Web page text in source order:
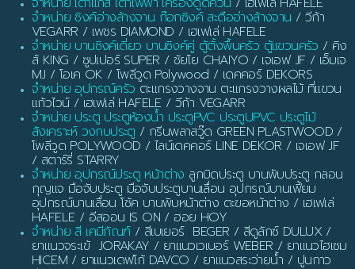
จำหน่าย ซิงค์อ่างล้างจาน ก๊อกซิงค์ สะดืออ่างล้างจาน / วีก้า
VEGARR / เพชร DIAMOND / เฮเฟเล่ HAFELE
จำหน่าย บานซิงค์เดี่ยว บานซิงค์คู่ ตู้ตั้งพื้นครัว ตู้แขวนครัว / คิง
ส์ KING / ซูปเปอร์ SUPER / ชัยโย CHAIYO / เจเอฟ JF / เอ็มเจ
MJ / โอเค OK / โพลีวูด Polywood / เดคคอร์ DEKORS
จำหน่าย อุปกรณ์ครัว ตะแกรงวางจาน ตะแกรงวางผลไม้ ที่แขวน
แก้วไวน์ / เฮเฟเล่ HAFELE / วีก้า VEGARR
จำหน่าย ประตู ประตูห้องน้ำ ประตูPVC ประตูUPVC ประตูไม้
สังเคราะห์ วงกบประตู / กรีนพลาสวู๊ด GREEN PLASTWOOD /
โพลีวูด POLYWOOD / ไลน์เดคคอร์ LINE DEKOR / เจเอฟ JF
/ สตาร์รี่ STARRY
จำหน่าย อุปกรณ์ประตู หน้าต่าง ลูกบิดประตู บานพับประตู กลอน
กุญแจ มือจับประตู มือจับประตูบานเลื่อน อุปกรณ์บานเฟี้ยม
อุปกรณ์บานเลื่อน โช้ค บานพับหน้าต่าง ตะขอหน้าต่าง / เฮเฟเล่
HAFELE / อีสออน IS ON / ฮอย HOY
จำหน่าย สี เคมีภัณฑ์/ สีเบเยอร์ BEGER / สีดูลักซ์ DULUX /
ยาแนวจระเข้ JORAKAY / ยาแนวเวเบอร์ WEBER / ยาแนวไฮเซม
HICEM / ยาแนวเดฟโก้ DAVCO / ยาแนวสระว่ายน้ำ / ปูนกาว